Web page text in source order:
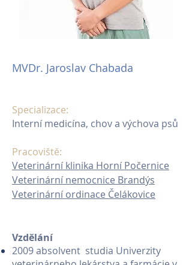
Vzdělání
2009 absolvent studia Univerzity
MVDr. Jaroslav Chabada
Specializace:
Interní medicína, chov a výchova psů
Pracoviště:
Veterinární klinika Horní Počernice
Veterinární nemocnice Brandýs
Veterinární ordinace Čelákovice